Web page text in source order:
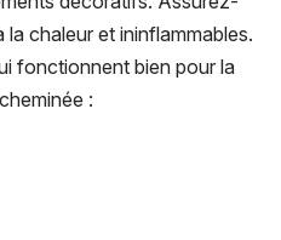
la chaleur et ininflammables.
fonctionnent bien pour la
: